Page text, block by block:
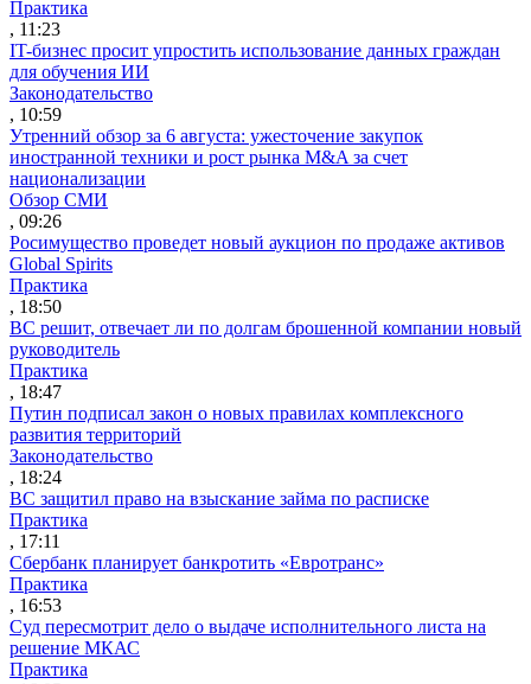
Практика
, 11:23
IT-бизнес просит упростить использование данных граждан
для обучения ИИ
Законодательство
, 10:59
Утренний обзор за 6 августа: ужесточение закупок
иностранной техники и рост рынка M&A за счет
национализации
Обзор СМИ
, 09:26
Росимущество проведет новый аукцион по продаже активов
Global Spirits
Практика
, 18:50
ВС решит, отвечает ли по долгам брошенной компании новый
руководитель
Практика
, 18:47
Путин подписал закон о новых правилах комплексного
развития территорий
Законодательство
, 18:24
ВС защитил право на взыскание займа по расписке
Практика
, 17:11
Сбербанк планирует банкротить «Евротранс»
Практика
, 16:53
Суд пересмотрит дело о выдаче исполнительного листа на
решение МКАС
Практика